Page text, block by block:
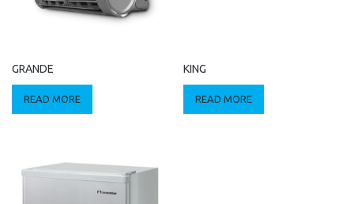
GRANDE
READ MORE
KING
READ MORE